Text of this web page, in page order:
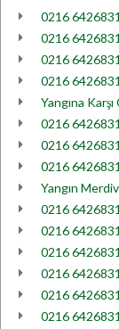
0216
0216
0216
0216
Yangına
0216
0216
0216
Yangın
0216
0216
0216
0216
0216
0216